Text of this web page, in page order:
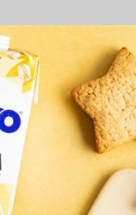
kies voor heerlijk
Het maakt niet uit, met
D. Calcium en
te blijven.
proteïneshake, klaar
uit eiwitten op basis
soja.